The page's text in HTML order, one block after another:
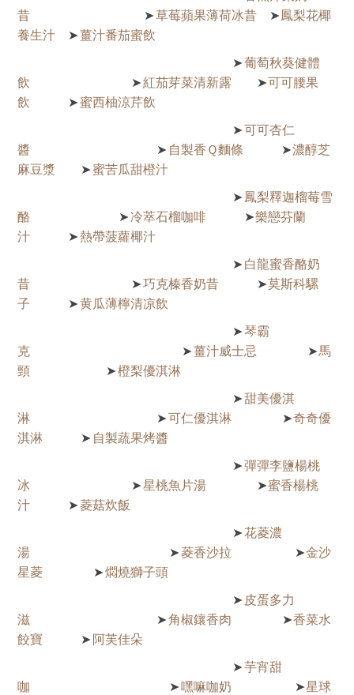
昔
➤草莓蘋果薄荷冰昔 ➤鳳梨花椰
養生汁
➤薑汁番茄蜜飲
➤葡萄秋葵健體
飲
➤紅茄芽菜清新露 ➤可可腰果
飲
➤蜜西柚涼芹飲
➤可可杏仁
醬
➤ 自製香Ｑ麵條 ➤濃醇芝
麻豆漿
➤蜜苦瓜甜橙汁
➤ 鳳梨釋迦榴莓雪
酪
➤冷萃石榴咖啡 ➤樂戀芬蘭
汁
➤熱帶菠蘿椰汁
➤ 白龍蜜香酪奶
昔
➤巧克榛香奶昔 ➤莫斯科騾
子
➤黄瓜薄檸清凉飲
➤琴霸
克
➤薑汁威士忌 ➤馬
頸
➤橙梨優淇淋
➤甜美優淇
淋
➤可仁優淇淋 ➤奇奇優
淇淋
➤ 自製蔬果烤醬
➤彈彈李鹽楊桃
冰
➤星桃魚片湯 ➤蜜香楊桃
汁
➤菱菇炊飯
➤花菱濃
湯
➤菱香沙拉 ➤金沙
星菱
➤燜燒獅子頭
➤ 皮蛋多力
滋
➤角椒鑲香肉 ➤香菜水
餃寶
➤ 阿芙佳朵
➤芋宵甜
咖
➤嘿嘛咖奶 ➤星球